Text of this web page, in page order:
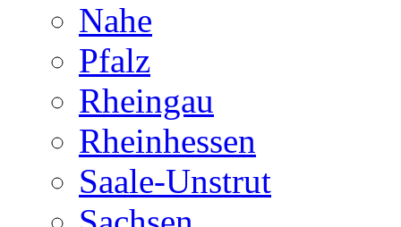
Nahe
Pfalz
Rheingau
Rheinhessen
Saale-Unstrut